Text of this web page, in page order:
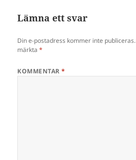
Lämna ett svar
Din e-postadress kommer inte publiceras.
märkta*
KOMMENTAR*